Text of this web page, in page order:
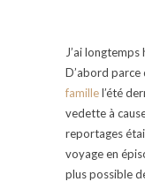
J’ai
D’abord parce
famillel’été
vedette à
reportages
voyage en
plus possible